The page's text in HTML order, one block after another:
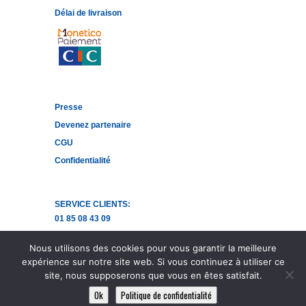
Délai de livraison
Presse
Devenez partenaire
CGU
Confidentialité
SERVICE CLIENTS:
01 85 08 43 09
Facebook
Copyright SkinGold ® 2014-2026
Nous utilisons des cookies pour vous garantir la meilleure
expérience sur notre site web. Si vous continuez à utiliser ce
site, nous supposerons que vous en êtes satisfait.
Ok Politique de confidentialité